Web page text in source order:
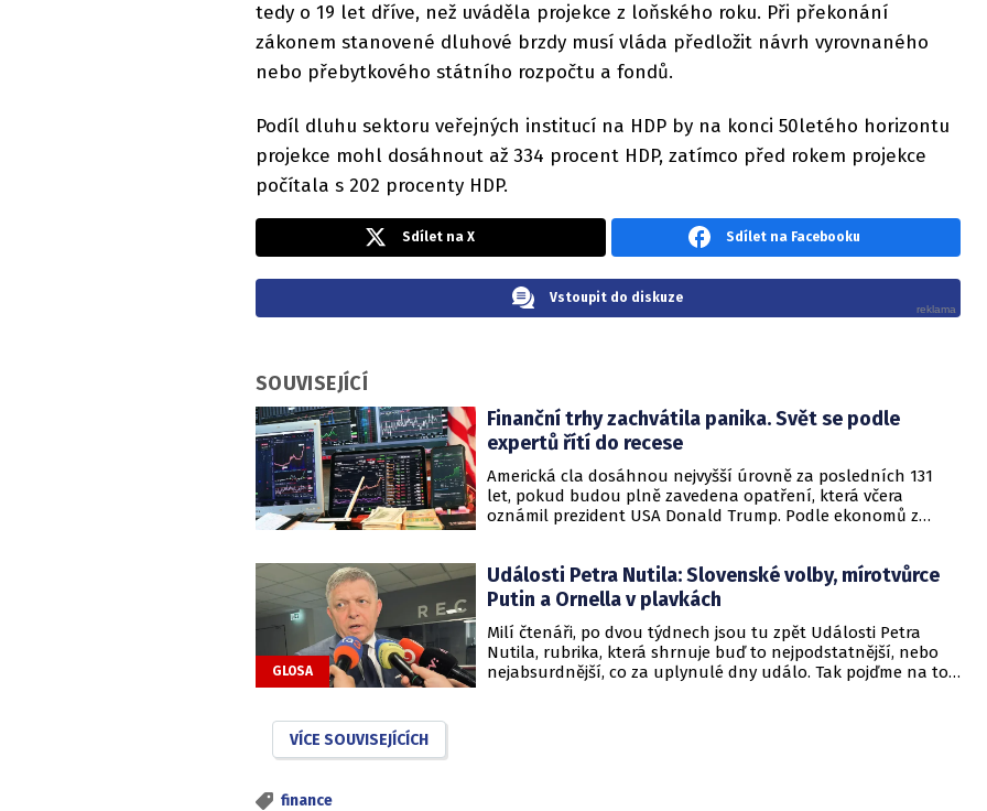
tedy o 19 let dříve, než uváděla projekce z loňského roku. Při překonání
zákonem stanovené dluhové brzdy musí vláda předložit návrh vyrovnaného
nebo přebytkového státního rozpočtu a fondů.
Podíl dluhu sektoru veřejných institucí na HDP by na konci 50letého horizontu
projekce mohl dosáhnout až 334 procent HDP, zatímco před rokem projekce
počítala s 202 procenty HDP.
Sdílet na X Sdílet na Facebooku
Vstoupit do diskuze
SOUVISEJÍCÍ
Finanční trhy zachvátila panika. Svět se podle
expertů řítí do recese
Americká cla dosáhnou nejvyšší úrovně za posledních 131
let, pokud budou plně zavedena opatření, která včera
oznámil prezident USA Donald Trump. Podle ekonomů z
nechvalně proslulý Smoot-Hawleyho tarifní zákon z roku
1930. Tento zákon, přijatý během Velké hospodářské krize,
způsobil výrazné oslabení globálního obchodu a přispěl k
prohloubení ekonomického propadu.
GLOSA
Události Petra Nutila: Slovenské volby, mírotvůrce
Putin a Ornella v plavkách
Milí čtenáři, po dvou týdnech jsou tu zpět Události Petra
Nutila, rubrika, která shrnuje buď to nejpodstatnější, nebo
nejabsurdnější, co za uplynulé dny událo. Tak pojďme na to.
VÍCE SOUVISEJÍCÍCH
finance